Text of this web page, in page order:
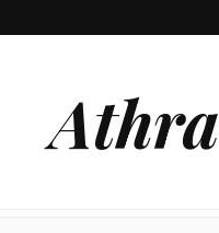
Athra